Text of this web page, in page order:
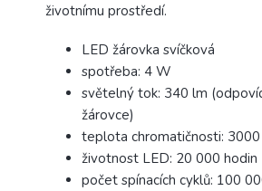
životnímu prostředí.
LED žárovka svíčková
spotřeba: 4 W
světelný tok: 340 lm
žárovce)
teplota chromatičnosti:
životnost LED: 20 000 hodin
počet spínacích cyklů: 100